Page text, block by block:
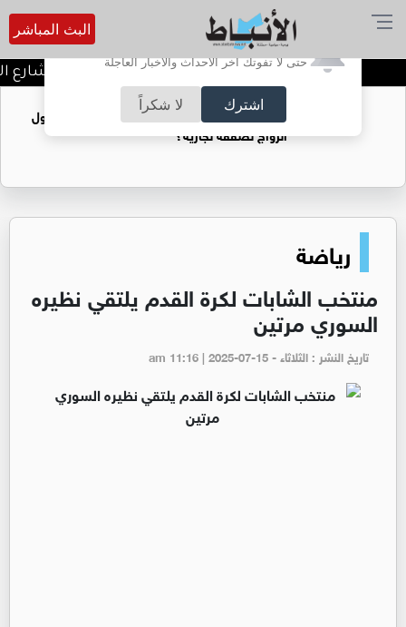
أترغب في تفعيل الإشعارات؟
حتى لا تفوتك آخر الأحداث والأخبار العاجلة
اشترك لا شكراً
البث المباشر
توقيف شبكات دعارة في شارع
فتيات يستغللنه لتحقيق مكاسب مادية.. هل تحول
الزواج لصفقة تجارية؟
رياضة
منتخب الشابات لكرة القدم يلتقي نظيره
السوري مرتين
تاريخ النشر : الثلاثاء - am 11:16 | 2025-07-15